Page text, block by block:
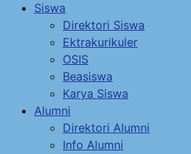
Siswa
Direktori Siswa
Ektrakurikuler
OSIS
Beasiswa
Karya Siswa
Alumni
Direktori Alumni
Info Alumni